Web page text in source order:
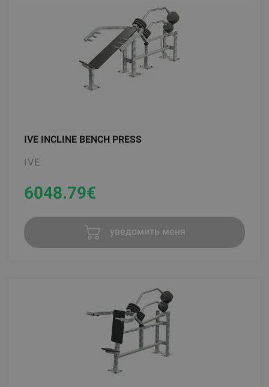
IVE INCLINE BENCH PRESS
IVE
6048.79€
уведомить меня